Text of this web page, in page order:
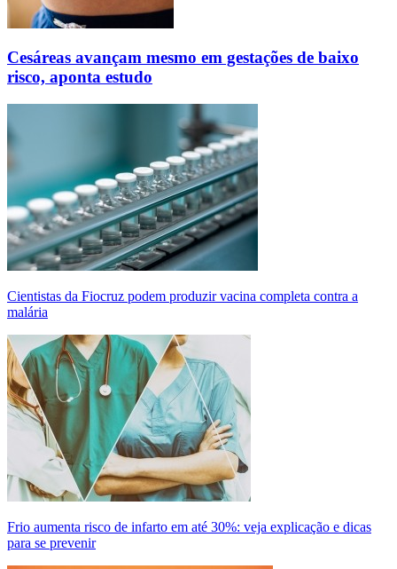
Cesáreas avançam mesmo em gestações de baixo
risco, aponta estudo
Cientistas da Fiocruz podem produzir vacina completa contra a
malária
Frio aumenta risco de infarto em até 30%: veja explicação e dicas
para se prevenir